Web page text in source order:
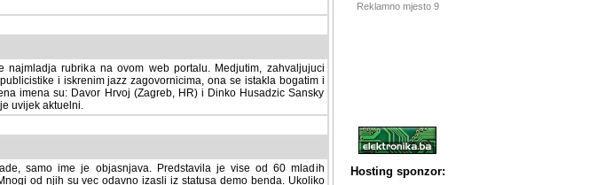
rubrika na ovom web portalu. Medjutim, zahvaljujuci veliki
i iskrenim jazz zagovornicima, ona se istakla bogatim i
imena su: Davor Hrvoj (Zagreb, HR) i Dinko Husadzic Sansky
uvijek aktuelni.
samo ime je objasnjava. Predstavila je vise od 60 mladih
od njih su vec odavno izasli iz statusa demo benda. Ukoliko im